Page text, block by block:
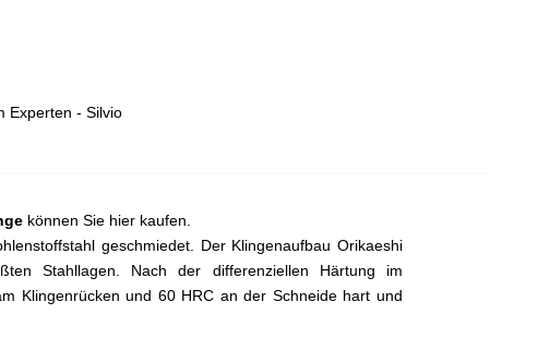
Experten - Silvio
können Sie hier kaufen.
geschmiedet. Der Klingenaufbau Orikaeshi
Stahllagen. Nach der differenziellen Härtung im
Klingenrücken und 60 HRC an der Schneide hart und